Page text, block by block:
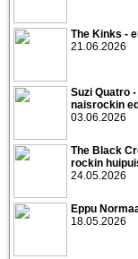
The Kinks -
21.06.2026
Suzi Quatro
naisrockin
03.06.2026
The Black
rockin
24.05.2026
Eppu
18.05.2026